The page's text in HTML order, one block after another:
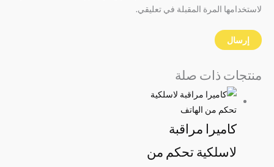
لاستخدامها المرة المقبلة في تعليقي.
منتجات ذات صلة
كاميرا مراقبة
لاسلكية تحكم من